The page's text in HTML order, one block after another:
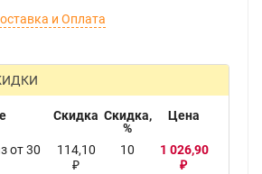
и Оплата
Скидка Скидка,
%
Цена
от 30
114,10
₽
10 1 026,90
₽